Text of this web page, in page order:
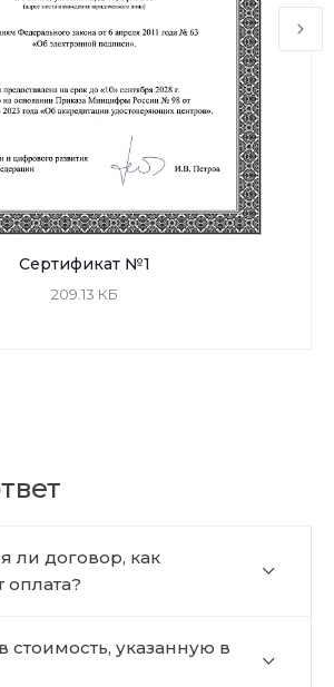
Сертификат №1
209.13 КБ
ли договор, как
оплата?
стоимость, указанную в